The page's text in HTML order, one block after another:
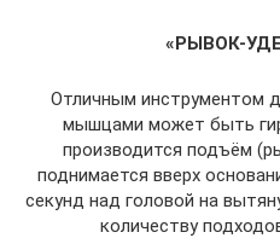
«РЫВОК-
Отличным инструментом
мышцами может быть
производится подъём
поднимается вверх
секунд над головой на
количеству